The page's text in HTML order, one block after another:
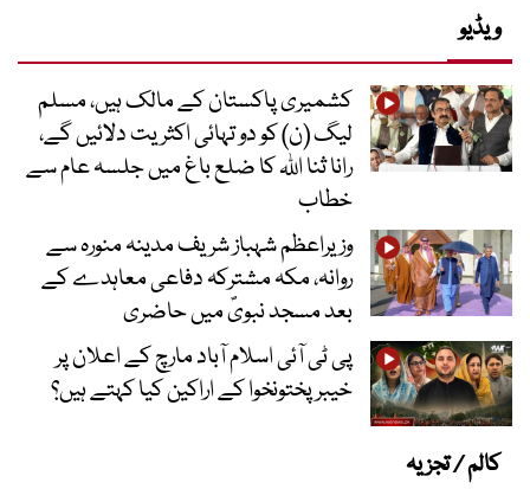
ویڈیو
کشمیری پاکستان کے مالک ہیں، مسلم
لیگ (ن) کو دو تہائی اکثریت دلائیں گے،
رانا ثنا اللہ کا ضلع باغ میں جلسہ عام سے
خطاب
وزیراعظم شہباز شریف مدینہ منورہ سے
روانہ، مکہ مشترکہ دفاعی معاہدے کے
بعد مسجد نبویؐ میں حاضری
پی ٹی آئی اسلام آباد مارچ کے اعلان پر
خیبر پختونخوا کے اراکین کیا کہتے ہیں؟
کالم / تجزیہ